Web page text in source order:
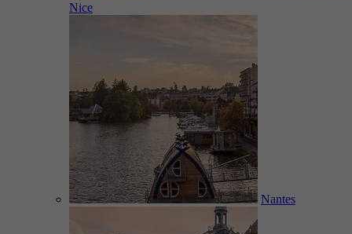
Nice
Nantes